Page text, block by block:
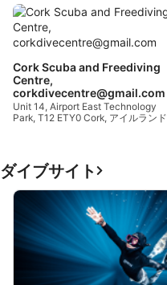
Cork Scuba and Freediving
Centre,
corkdivecentre@gmail.com
Unit 14, Airport East Technology
Park, T12 ETY0 Cork, アイルランド
ダイブサイト